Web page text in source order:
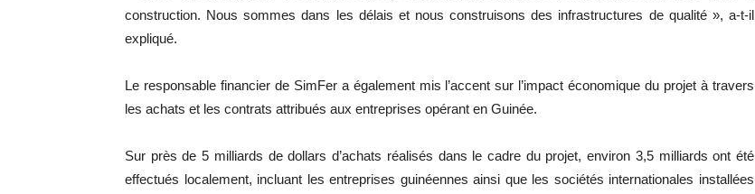
construction. Nous sommes dans les délais et nous construisons des infrastructures de qualité », a-t-il
expliqué.
Le responsable financier de SimFer a également mis l’accent sur l’impact économique du projet à travers
les achats et les contrats attribués aux entreprises opérant en Guinée.
Sur près de 5 milliards de dollars d’achats réalisés dans le cadre du projet, environ 3,5 milliards ont été
effectués localement, incluant les entreprises guinéennes ainsi que les sociétés internationales installées